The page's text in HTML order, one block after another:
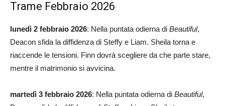
Trame Febbraio 2026
lunedì 2 febbraio 2026: Nella puntata odierna di Beautiful,
Deacon sfida la diffidenza di Steffy e Liam. Sheila torna e
riaccende le tensioni. Finn dovrà scegliere da che parte stare,
mentre il matrimonio si avvicina.
martedì 3 febbraio 2026: Nella puntata odierna di Beautiful,